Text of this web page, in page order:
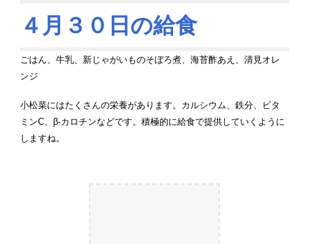
４月 ３０ 日の給食
ごはん、牛乳、 新じゃがいものそぼろ煮、海苔酢あえ 、清見オレ
ンジ
小松菜にはたくさんの栄養があります。カルシウム、鉄分、ビタ
ミンC、β-カロチンなどです。積極的に給食で提供していくように
しますね。